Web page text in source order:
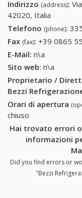
Indirizzo (address):
42020, Italia
Telefono (phone):
Fax (fax): +39 0865
E-Mail: n\a
Sito web: n\a
Proprietario /
Bezzi
Orari di apertura
chiuso
Hai trovato errori
informazioni
Did you find errors or
"Bezzi